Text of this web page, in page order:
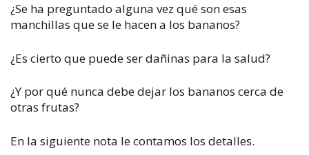
¿Se ha preguntado alguna vez qué son esas
manchillas que se le hacen a los bananos?
¿Es cierto que puede ser dañinas para la salud?
¿Y por qué nunca debe dejar los bananos cerca de
otras frutas?
En la siguiente nota le contamos los detalles.